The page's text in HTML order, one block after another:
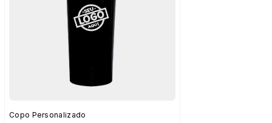
Copo Personalizado